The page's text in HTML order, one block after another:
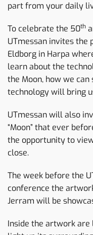
part from your daily
To celebrate the 50th
UTmessan invites the
Eldborg in Harpa
learn about the
the Moon, how we
technology will bring
UTmessan will also
“Moon” that ever
the opportunity to
close.
The week before the
conference the
Jerram will be
Inside the artwork